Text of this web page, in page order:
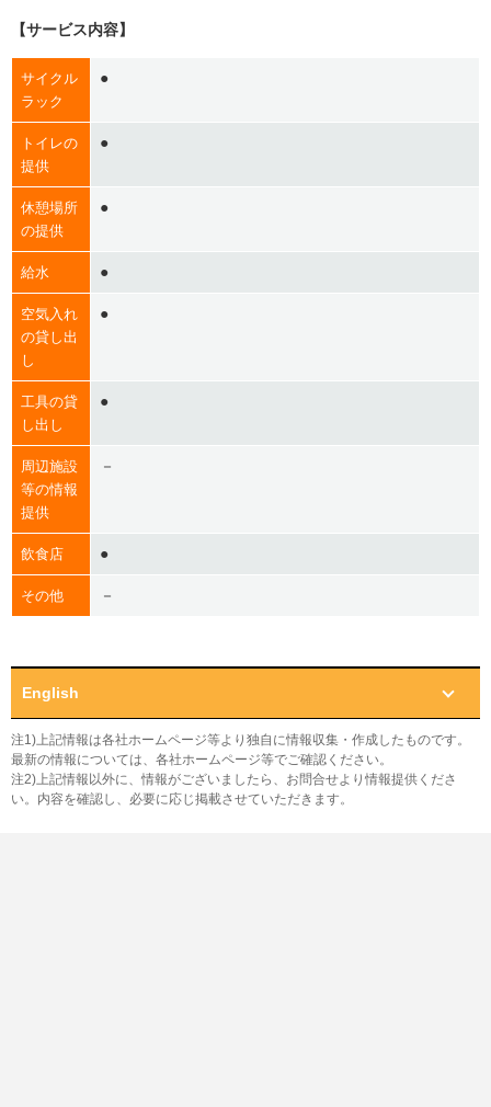
【サービス内容】
サイクル
ラック
●
トイレの
提供
●
休憩場所
の提供
●
給水 ●
空気入れ
の貸し出
し
●
工具の貸
し出し
●
周辺施設
等の情報
提供
－
飲食店 ●
その他 －
English
注1)上記情報は各社ホームページ等より独自に情報収集・作成したものです。
最新の情報については、各社ホームページ等でご確認ください。
注2)上記情報以外に、情報がございましたら、お問合せより情報提供くださ
い。内容を確認し、必要に応じ掲載させていただきます。